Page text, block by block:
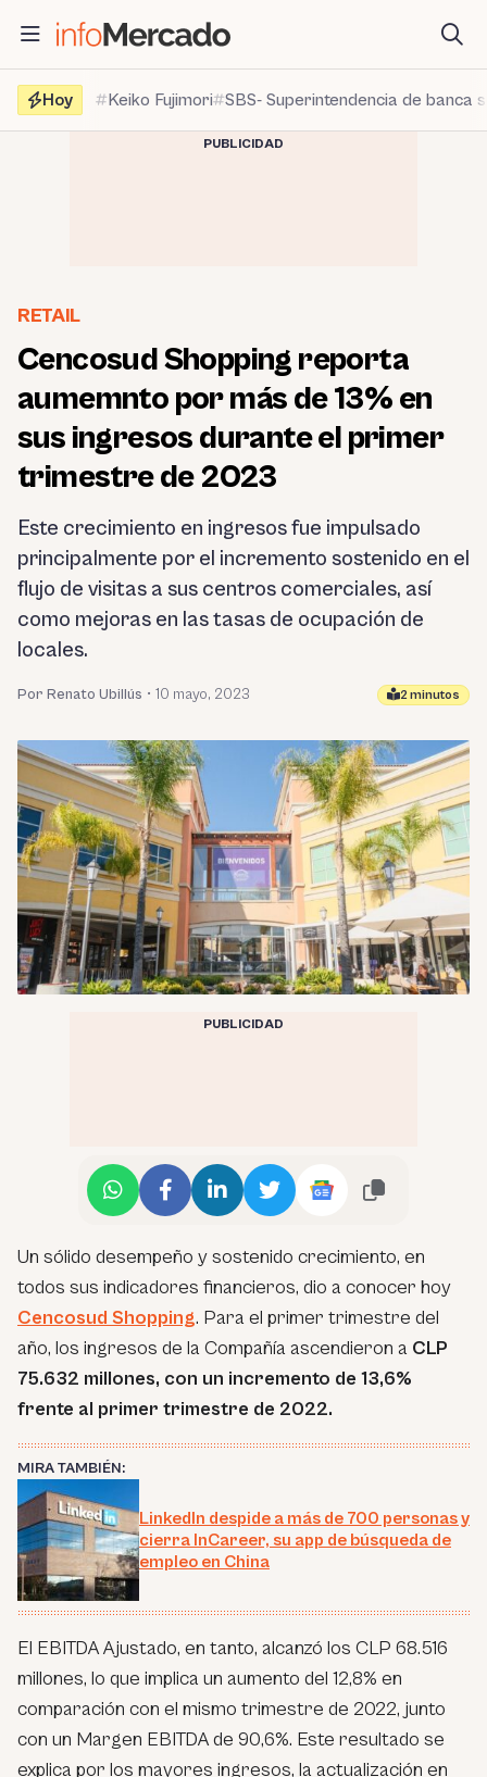
contenido
Hoy
Keiko Fujimori SBS- Superintendencia de banca
PUBLICIDAD
RETAIL
Cencosud Shopping reporta
aumemnto por más de 13% en
sus ingresos durante el primer
trimestre de 2023
Este crecimiento en ingresos fue impulsado
principalmente por el incremento sostenido en el
flujo de visitas a sus centros comerciales, así
como mejoras en las tasas de ocupación de
locales.
Por Renato Ubillús • 10 mayo, 2023 2 minutos
PUBLICIDAD
Un sólido desempeño y sostenido crecimiento, en
todos sus indicadores financieros, dio a conocer hoy
Cencosud Shopping. Para el primer trimestre del
año, los ingresos de la Compañía ascendieron a CLP
75.632 millones, con un incremento de 13,6%
frente al primer trimestre de 2022.
MIRA TAMBIÉN:
LinkedIn despide a más de 700 personas y
cierra InCareer, su app de búsqueda de
empleo en China
El EBITDA Ajustado, en tanto, alcanzó los CLP 68.516
millones, lo que implica un aumento del 12,8% en
comparación con el mismo trimestre de 2022, junto
con un Margen EBITDA de 90,6%. Este resultado se
explica por los mayores ingresos, la actualización en